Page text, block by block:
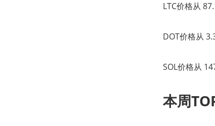
LTC价格从
DOT价格从
SOL价格从
本周